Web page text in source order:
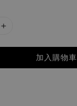
加入購物車